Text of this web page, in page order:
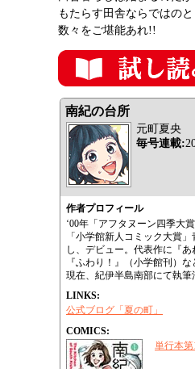
もたらす田舎ならではの
数々をご堪能あれ!!
南紀の台所
元町夏央
毎号連載:
作者プロフィール
‘00年「アフタヌーン四季大
「小学館新人コミック大賞
し、デビュー。代表作に『あ
『ふわり！』（小学館刊）な
現在、紀伊半島南部にて執筆
LINKS:
公式ブログ「夏の町」
COMICS:
単行本第